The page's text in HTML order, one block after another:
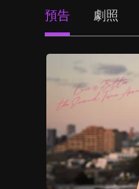
預告 劇照